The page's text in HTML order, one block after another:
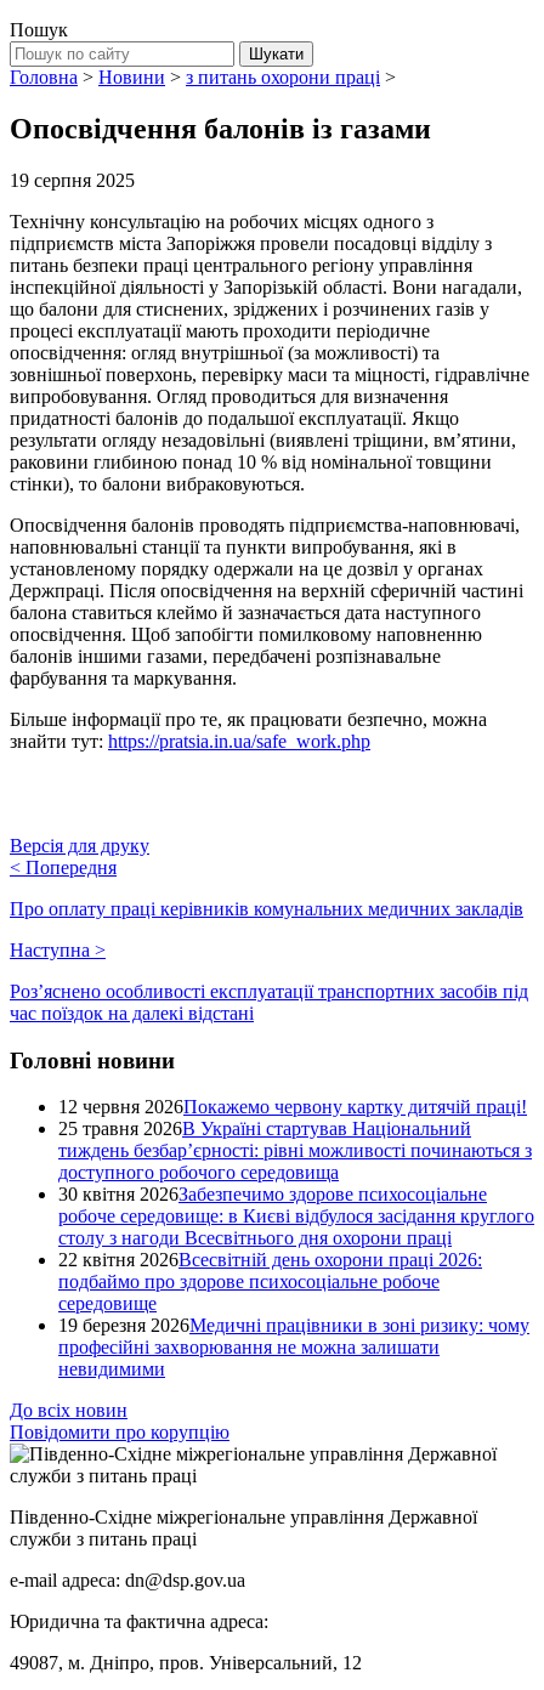
Пошук
Головна > Новини > з питань охорони праці >
Опосвідчення балонів із газами
19 серпня 2025
Технічну консультацію на робочих місцях одного з
підприємств міста Запоріжжя провели посадовці відділу з
питань безпеки праці центрального регіону управління
інспекційної діяльності у Запорізькій області. Вони нагадали,
що балони для стиснених, зріджених і розчинених газів у
процесі експлуатації мають проходити періодичне
опосвідчення: огляд внутрішньої (за можливості) та
зовнішньої поверхонь, перевірку маси та міцності, гідравлічне
випробовування. Огляд проводиться для визначення
придатності балонів до подальшої експлуатації. Якщо
результати огляду незадовільні (виявлені тріщини, вм’ятини,
раковини глибиною понад 10 % від номінальної товщини
стінки), то балони вибраковуються.
Опосвідчення балонів проводять підприємства-наповнювачі,
наповнювальні станції та пункти випробування, які в
установленому порядку одержали на це дозвіл у органах
Держпраці. Після опосвідчення на верхній сферичній частині
балона ставиться клеймо й зазначається дата наступного
опосвідчення. Щоб запобігти помилковому наповненню
балонів іншими газами, передбачені розпізнавальне
фарбування та маркування.
Більше інформації про те, як працювати безпечно, можна
знайти тут: https://pratsia.in.ua/safe_work.php
Версія для друку
< Попередня
Про оплату праці керівників комунальних медичних закладів
Наступна >
Роз’яснено особливості експлуатації транспортних засобів під
час поїздок на далекі відстані
Головні новини
12 червня 2026Покажемо червону картку дитячій праці!
25 травня 2026В Україні стартував Національний
тиждень безбар’єрності: рівні можливості починаються з
доступного робочого середовища
30 квітня 2026Забезпечимо здорове психосоціальне
робоче середовище: в Києві відбулося засідання круглого
столу з нагоди Всесвітнього дня охорони праці
22 квітня 2026Всесвітній день охорони праці 2026:
подбаймо про здорове психосоціальне робоче
середовище
19 березня 2026Медичні працівники в зоні ризику: чому
професійні захворювання не можна залишати
невидимими
До всіх новин
Повідомити про корупцію
Південно-Східне міжрегіональне управління Державної
служби з питань праці
e-mail адреса: dn@dsp.gov.ua
Юридична та фактична адреса:
49087, м. Дніпро, пров. Універсальний, 12